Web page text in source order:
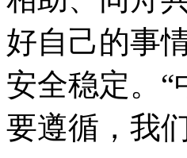
好自己的事
安全稳定。
要遵循，我